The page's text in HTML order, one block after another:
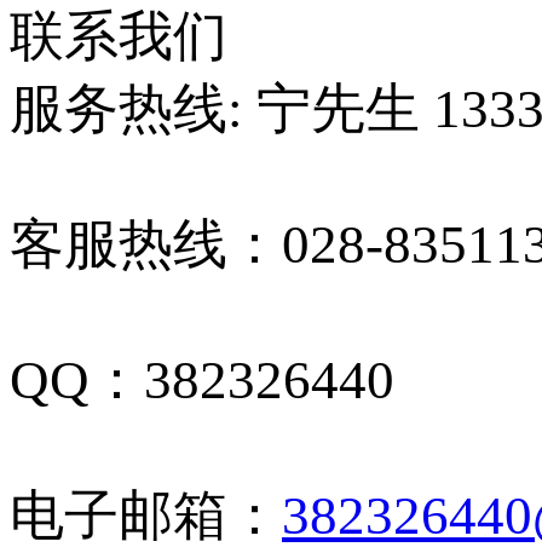
联系我们
服务热线: 宁先生
客服热线：028-
QQ：382326440
电子邮箱：